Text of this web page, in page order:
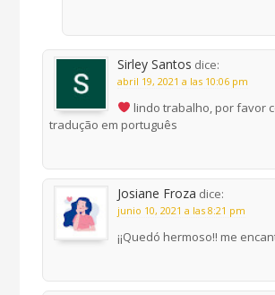
Sirley Santos dice:
abril 19, 2021 a las 10:06 pm
lindo trabalho, por favor
tradução em português
Josiane Froza dice:
junio 10, 2021 a las 8:21 pm
¡¡Quedó hermoso!! me